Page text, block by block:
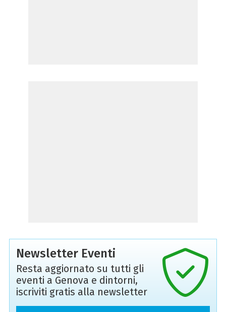
Newsletter Eventi
Resta aggiornato su tutti gli
eventi a Genova e dintorni,
iscriviti gratis alla newsletter